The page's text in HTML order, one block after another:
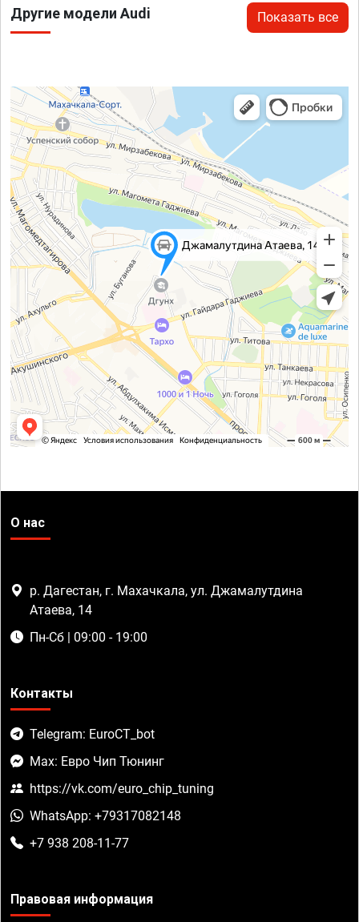
Другие модели Audi Показать все
О нас
р. Дагестан, г. Махачкала, ул. Джамалутдина
Атаева, 14
Пн-Сб | 09:00 - 19:00
Контакты
Telegram: EuroCT_bot
Max: Евро Чип Тюнинг
https://vk.com/euro_chip_tuning
WhatsApp: +79317082148
+7 938 208-11-77
Правовая информация